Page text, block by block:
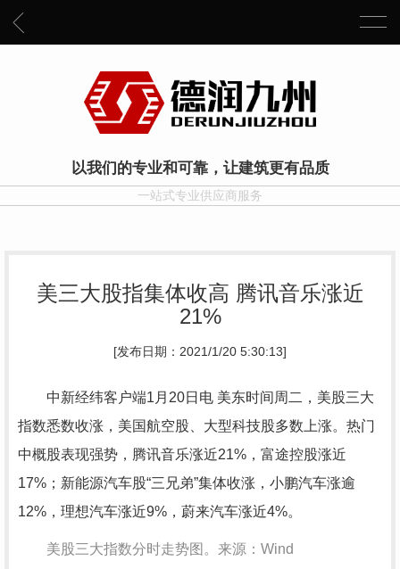
以我们的专业和可靠，让建筑更有品质
一站式专业供应商服务
美三大股指集体收高 腾讯音乐涨近
21%
[发布日期：2021/1/20 5:30:13]
中新经纬客户端1月20日电 美东时间周二，美股三大
指数悉数收涨，美国航空股、大型科技股多数上涨。热门
中概股表现强势，腾讯音乐涨近21%，富途控股涨近
17%；新能源汽车股“三兄弟”集体收涨，小鹏汽车涨逾
12%，理想汽车涨近9%，蔚来汽车涨近4%。
美股三大指数分时走势图。来源：Wind